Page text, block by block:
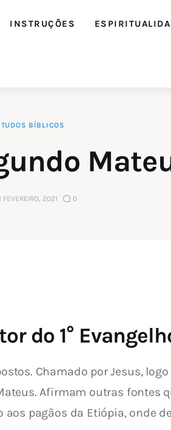
INSTRUÇÕES
BÍBLICOS
FEVEREIRO, 2021 0
do 1°
Chamado por Jesus,
Afirmam outras fontes
pagãos da Etiópia, onde